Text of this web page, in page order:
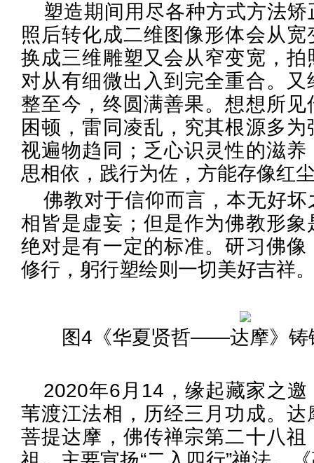
塑造期间用尽各种方式方法
照后转化成二维图像形体会从
换成三维雕塑又会从窄变宽，
对从有细微出入到完全重合。
整至今，终圆满善果。想想所
困顿，雷同凌乱，究其根源多
视遍物趋同；乏心识灵性的滋
思相依，践行为佐，方能存像红
佛教对于信仰而言，本无好
相皆是虚妄；但是作为佛教形
绝对是有一定的标准。研习佛
修行，躬行塑绘则一切美好吉祥
图4《华夏贤哲——达摩》铸
2020年6月14，缘起藏家之
苇渡江法相，历经三月功成。
菩提达摩，佛传禅宗第二十八